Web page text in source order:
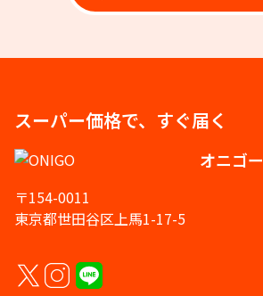
スーパー価格で、すぐ届く
オニゴー
〒154-0011
東京都世田谷区上馬1-17-5